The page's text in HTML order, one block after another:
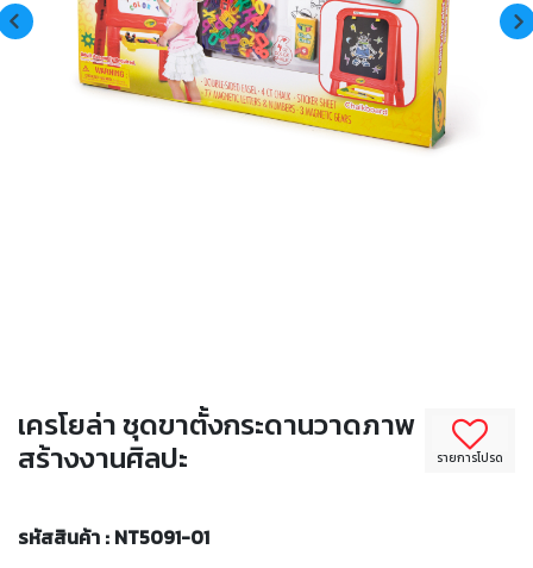
รายการโปรด
เครโยล่า ชุดขาตั้งกระดานวาดภาพ
สร้างงานศิลปะ
รหัสสินค้า : NT5091-01